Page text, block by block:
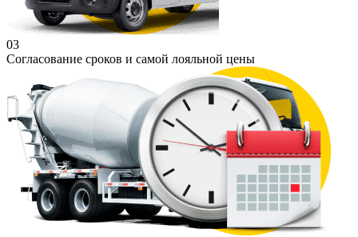
03
Согласование сроков и самой лояльной цены